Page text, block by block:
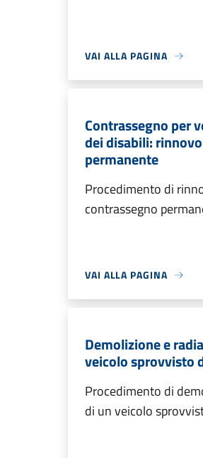
VAI ALLA PAGINA
Contrassegno per
dei disabili:
permanente
Procedimento di
contrassegno
VAI ALLA PAGINA
Demolizione e
veicolo sprovvisto
Procedimento di
di un veicolo